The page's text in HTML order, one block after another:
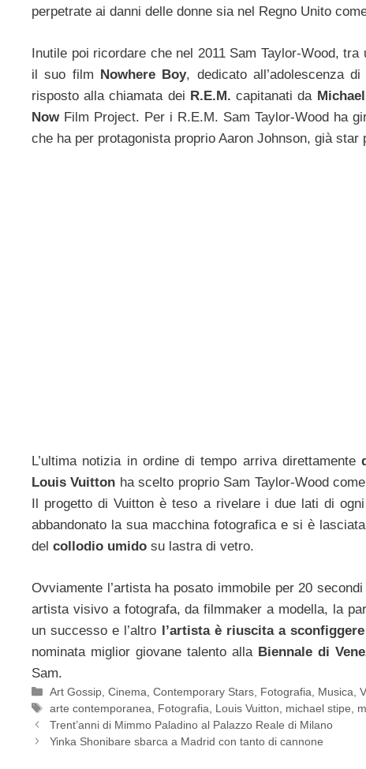
perpetrate ai danni delle donne sia nel Regno Unito
Inutile poi ricordare che nel 2011 Sam Taylor-Wood,
il suo film Nowhere Boy, dedicato all’adolescenza
risposto alla chiamata dei R.E.M. capitanati da
Now Film Project. Per i R.E.M. Sam Taylor-Wood ha
che ha per protagonista proprio Aaron Johnson, già star
L’ultima notizia in ordine di tempo arriva direttamente
Louis Vuitton ha scelto proprio Sam Taylor-Wood come
Il progetto di Vuitton è teso a rivelare i due lati di
abbandonato la sua macchina fotografica e si è
del collodio umido su lastra di vetro.
Ovviamente l’artista ha posato immobile per 20
artista visivo a fotografa, da filmmaker a modella, la
un successo e l’altro l’artista è riuscita a
nominata miglior giovane talento alla Biennale di
Sam.
Categorie
Art Gossip ,Cinema ,Contemporary Stars Fotografia Musica ,
Tag
arte contemporanea Fotografia Louis Vuitton michael stipe
Trent’anni di Mimmo Paladino al Palazzo Reale di Milano
Yinka Shonibare sbarca a Madrid con tanto di cannone